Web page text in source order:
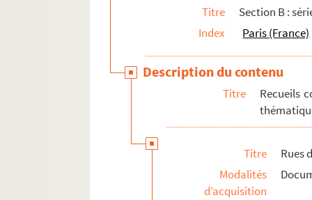
Titre
Section B :
Index
Paris (France)
Description du contenu
Titre
Recueils
Titre
Rues
Modalités
d’acquisition